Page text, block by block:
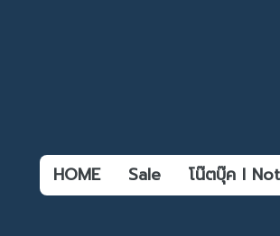
HOME Sale โน๊ตบุ๊ค l